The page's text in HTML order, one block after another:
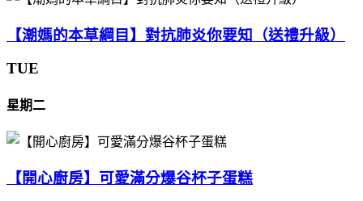
【潮媽的本草綱目】對抗肺炎你要知（送禮升級）
TUE
星期二
【開心廚房】可愛滿分爆谷杯子蛋糕